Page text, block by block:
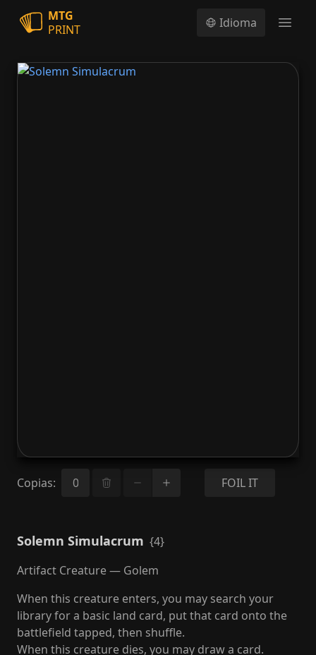
MTG
PRINT
Idioma
Copias: FOIL IT
Solemn Simulacrum {4}
Artifact Creature — Golem
When this creature enters, you may search your
library for a basic land card, put that card onto the
battlefield tapped, then shuffle.
When this creature dies, you may draw a card.